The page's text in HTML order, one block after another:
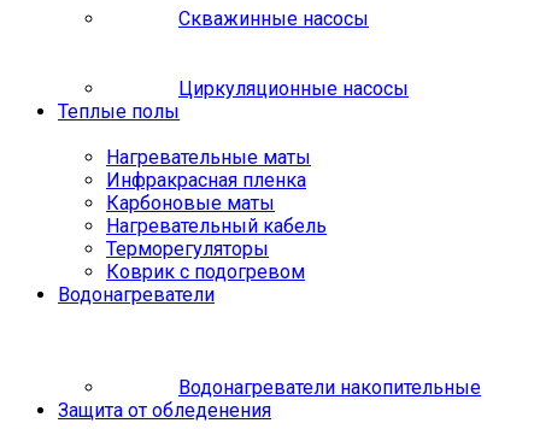
Скважинные насосы
Циркуляционные насосы
Теплые полы
Нагревательные маты
Инфракрасная пленка
Карбоновые маты
Нагревательный кабель
Терморегуляторы
Коврик с подогревом
Водонагреватели
Водонагреватели накопительные
Защита от обледенения